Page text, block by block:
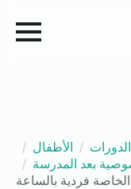
الدورات
الأطفال
بعد المدرسة
فردية بالساعة